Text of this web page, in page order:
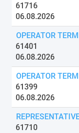
61716
06.08.2026
OPERATOR
61401
06.08.2026
OPERATOR
61399
06.08.2026
61710